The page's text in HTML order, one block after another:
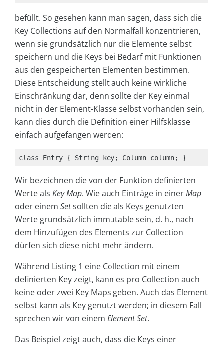
befüllt. So gesehen kann man sagen, dass sich die
Key Collections auf den Normalfall konzentrieren,
wenn sie grundsätzlich nur die Elemente selbst
speichern und die Keys bei Bedarf mit Funktionen
aus den gespeicherten Elementen bestimmen.
Diese Entscheidung stellt auch keine wirkliche
Einschränkung dar, denn sollte der Key einmal
nicht in der Element-Klasse selbst vorhanden sein,
kann dies durch die Definition einer Hilfsklasse
einfach aufgefangen werden:
class Entry { String key; Column column; }
Wir bezeichnen die von der Funktion definierten
Werte als Key Map. Wie auch Einträge in einerMap
oder einem Setsollten die als Keys genutzten
Werte grundsätzlich immutable sein, d. h., nach
dem Hinzufügen des Elements zur Collection
dürfen sich diese nicht mehr ändern.
Während Listing 1 eine Collection mit einem
definierten Key zeigt, kann es pro Collection auch
keine oder zwei Key Maps geben. Auch das Element
selbst kann als Key genutzt werden; in diesem Fall
sprechen wir von einem Element Set.
Das Beispiel zeigt auch, dass die Keys einer